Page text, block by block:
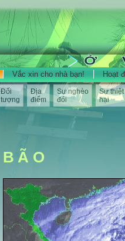
Vắc xin cho nhà bạn! Hoạt
Đối
tượng
Địa
điểm
Sự nghèo
đói
Sự thiệt
hại
BÃO